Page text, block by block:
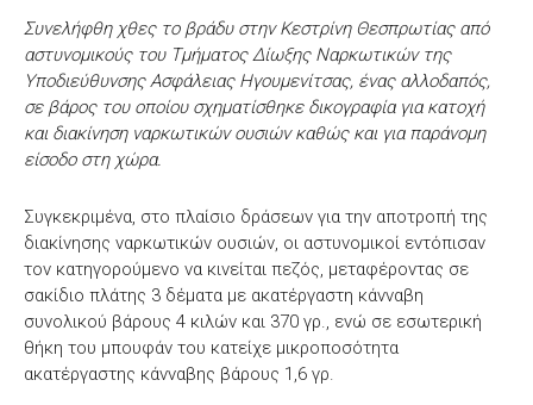
Συνελήφθη χθες το βράδυ στην Κεστρίνη Θεσπρωτίας από
αστυνομικούς του Τμήματος Δίωξης Ναρκωτικών της
Υποδιεύθυνσης Ασφάλειας Ηγουμενίτσας, ένας αλλοδαπός,
σε βάρος του οποίου σχηματίσθηκε δικογραφία για κατοχή
και διακίνηση ναρκωτικών ουσιών καθώς και για παράνομη
είσοδο στη χώρα.
Συγκεκριμένα, στο πλαίσιο δράσεων για την αποτροπή της
διακίνησης ναρκωτικών ουσιών, οι αστυνομικοί εντόπισαν
τον κατηγορούμενο να κινείται πεζός, μεταφέροντας σε
σακίδιο πλάτης 3 δέματα με ακατέργαστη κάνναβη
συνολικού βάρους 4 κιλών και 370 γρ., ενώ σε εσωτερική
θήκη του μπουφάν του κατείχε μικροποσότητα
ακατέργαστης κάνναβης βάρους 1,6 γρ.